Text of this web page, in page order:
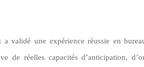
validé une expérience réussie en
de réelles capacités d’anticipation,